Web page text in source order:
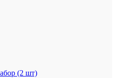
(2 шт)